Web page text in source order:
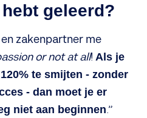
geleerd?
zakenpartner me
or not at all! Als je
te smijten - zonder
- dan moet je er
niet aan beginnen.”